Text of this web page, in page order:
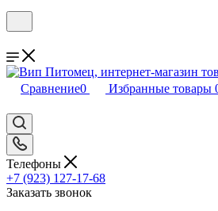
Сравнение0 Избранные товары
Телефоны
+7 (923) 127-17-68
Заказать звонок